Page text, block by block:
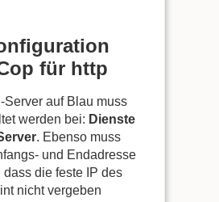
für http
Server auf Blau muss
werden bei: Dienste
. Ebenso muss
und Endadresse
dass die feste IP des
nicht vergeben